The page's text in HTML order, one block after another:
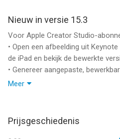
achtergrondverwijdering en -
• Teken of schrijf met de Apple
Animaties van filmkwaliteit
• Prachtige filmische
animaties
• Directe voorvertoning in je
dia's toevoegt
Nieuw in versie 15.3
Voor Apple Creator Studio-
• Open een afbeelding uit
de iPad en bekijk de bewerkte
• Genereer aangepaste,
tekstbeschrijving ter
• Trek de aandacht van je publiek
animaties, waaronder verschuiven,
Meer
Prijsgeschiedenis